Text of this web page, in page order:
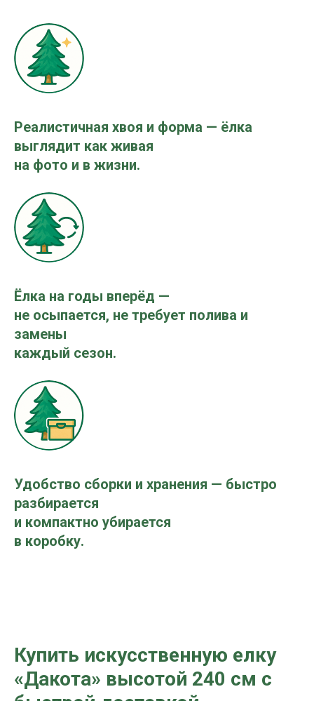
Реалистичная хвоя и форма — ёлка
выглядит как живая
на фото и в жизни.
Ёлка на годы вперёд —
не осыпается, не требует полива и
замены
каждый сезон.
Удобство сборки и хранения — быстро
разбирается
и компактно убирается
в коробку.
Купить искусственную елку
«Дакота» высотой 240 см с